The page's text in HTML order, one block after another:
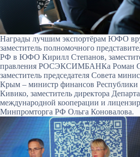
Награды лучшим экспортёрам ЮФО
заместитель полномочного
РФ в ЮФО Кирилл Степанов,
правления РОСЭКСИМБАНКа Роман
заместитель председателя Совета
Крым – министр финансов
Кивико, заместитель директора
международной кооперации и
Минпромторга РФ Ольга Коновалова.